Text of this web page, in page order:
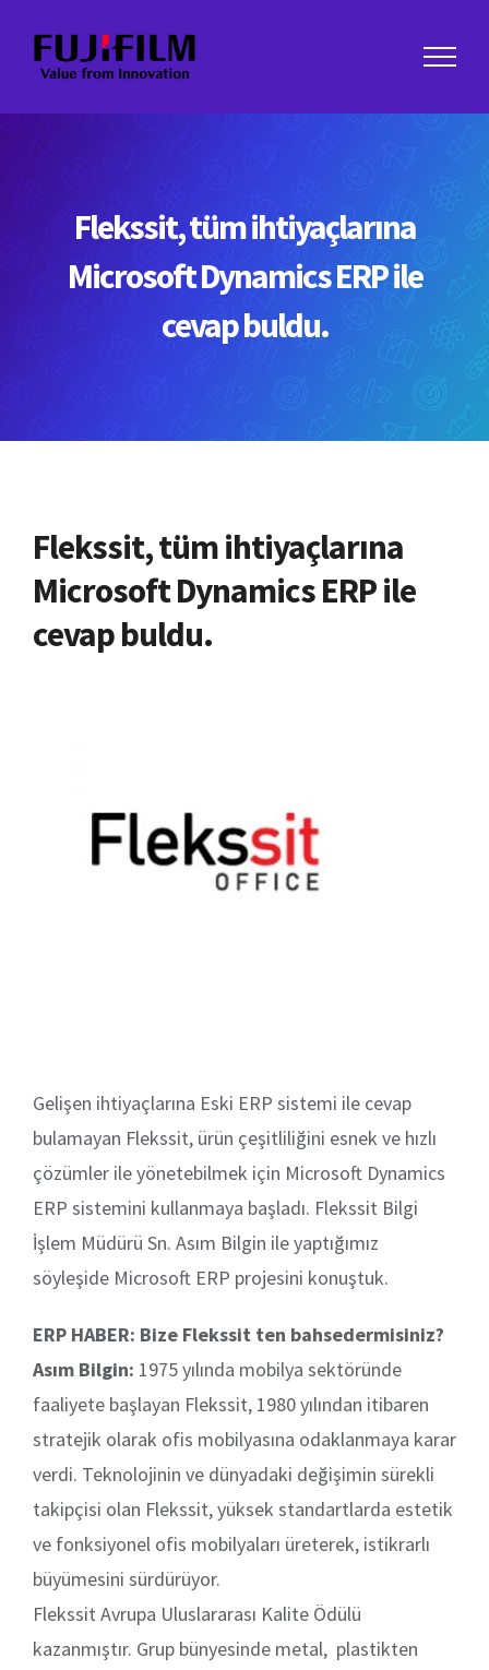
content
Flekssit, tüm ihtiyaçlarına
Microsoft Dynamics ERP ile
cevap buldu.
Flekssit, tüm ihtiyaçlarına
Microsoft Dynamics ERP ile
cevap buldu.
Gelişen ihtiyaçlarına Eski ERP sistemi ile cevap
bulamayan Flekssit, ürün çeşitliliğini esnek ve hızlı
çözümler ile yönetebilmek için Microsoft Dynamics
ERP sistemini kullanmaya başladı. Flekssit Bilgi
İşlem Müdürü Sn. Asım Bilgin ile yaptığımız
söyleşide Microsoft ERP projesini konuştuk.
ERP HABER: Bize Flekssit ten bahsedermisiniz?
Asım Bilgin: 1975 yılında mobilya sektöründe
faaliyete başlayan Flekssit, 1980 yılından itibaren
stratejik olarak ofis mobilyasına odaklanmaya karar
verdi. Teknolojinin ve dünyadaki değişimin sürekli
takipçisi olan Flekssit, yüksek standartlarda estetik
ve fonksiyonel ofis mobilyaları üreterek, istikrarlı
büyümesini sürdürüyor.
Flekssit Avrupa Uluslararası Kalite Ödülü
kazanmıştır. Grup bünyesinde metal, plastikten